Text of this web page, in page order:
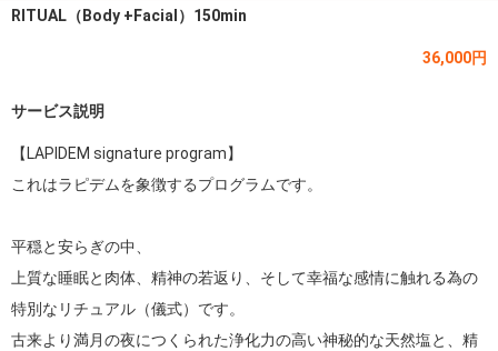
RITUAL（Body +Facial）150min
36,000円
サービス説明
【LAPIDEM signature program】
これはラピデムを象徴するプログラムです。
平穏と安らぎの中、
上質な睡眠と肉体、精神の若返り、そして幸福な感情に触れる為の
特別なリチュアル（儀式）です。
古来より満月の夜につくられた浄化力の高い神秘的な天然塩と、精